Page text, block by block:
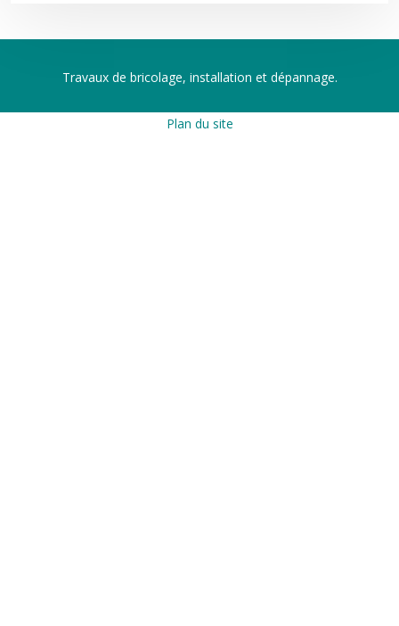
Travaux de bricolage, installation et dépannage.
Plan du site